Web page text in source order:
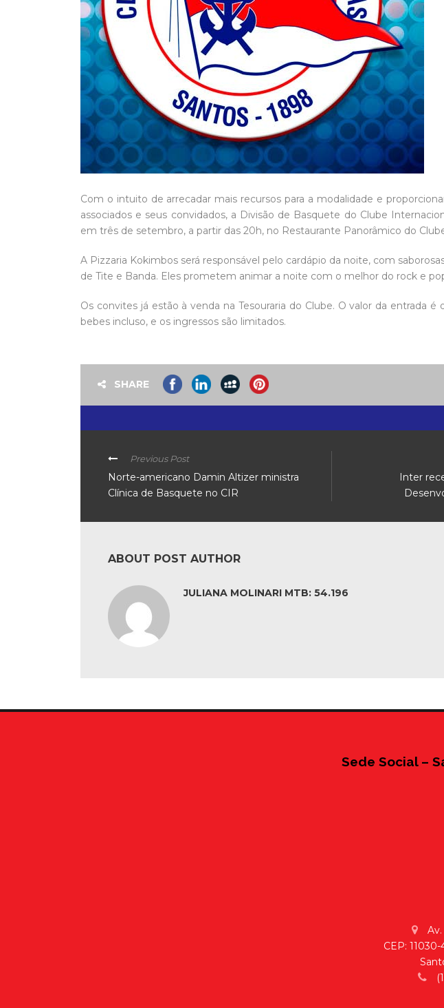
Com o intuito de arrecadar mais recursos para a modalidade e
associados e seus convidados, a Divisão de Basquete do Clube
em três de setembro, a partir das 20h, no Restaurante Panorâmico do
A Pizzaria Kokimbos será responsável pelo cardápio da noite, com
de Tite e Banda. Eles prometem animar a noite com o melhor do rock e
Os convites já estão à venda na Tesouraria do Clube. O valor da entrada
bebes incluso, e os ingressos são limitados.
SHARE
Previous Post
Norte-americano Damin Altizer ministra
Clínica de Basquete no CIR
Inter
ABOUT POST AUTHOR
JULIANA MOLINARI MTB: 54.196
Sede Social –
CEP: